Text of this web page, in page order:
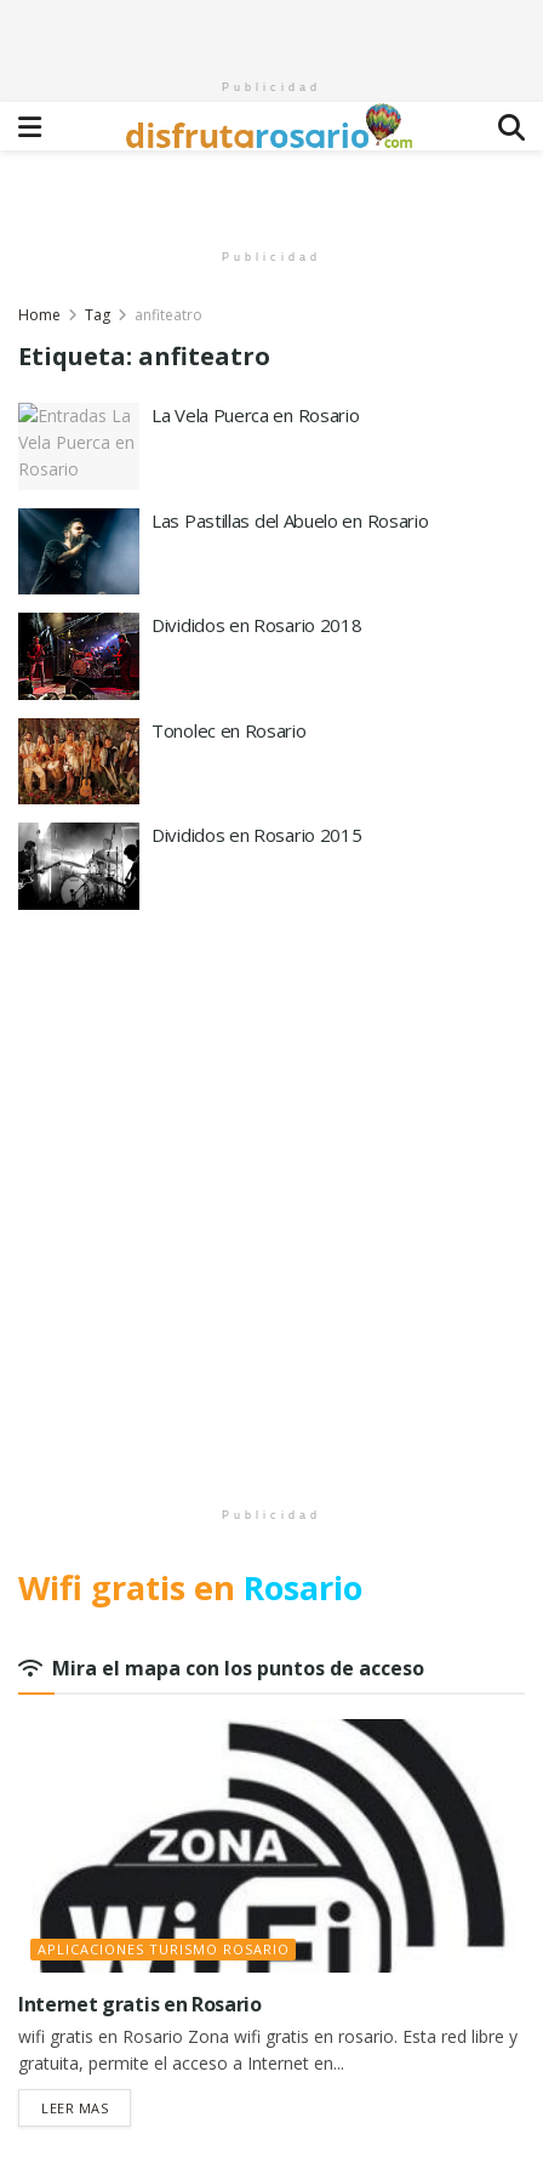
Publicidad
Publicidad
Home Tag anfiteatro
Etiqueta: anfiteatro
La Vela Puerca en Rosario
Las Pastillas del Abuelo en Rosario
Divididos en Rosario 2018
Tonolec en Rosario
Divididos en Rosario 2015
Publicidad
Wifi gratis en Rosario
Mira el mapa con los puntos de acceso
APLICACIONES TURISMO ROSARIO
Internet gratis en Rosario
wifi gratis en Rosario Zona wifi gratis en rosario. Esta red libre y
gratuita, permite el acceso a Internet en...
LEER MASDETAILS